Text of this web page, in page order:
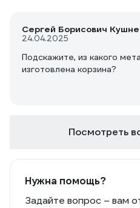
Сергей Борисович
24.04.2025
Подскажите, из какого
изготовлена корзина?
Посмотреть
Нужна помощь?
Задайте вопрос – вам